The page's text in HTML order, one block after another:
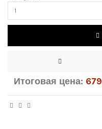
Итоговая цена: 679